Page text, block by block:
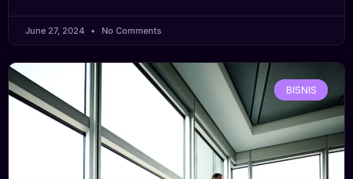
June 27, 2024 No Comments
BISNIS